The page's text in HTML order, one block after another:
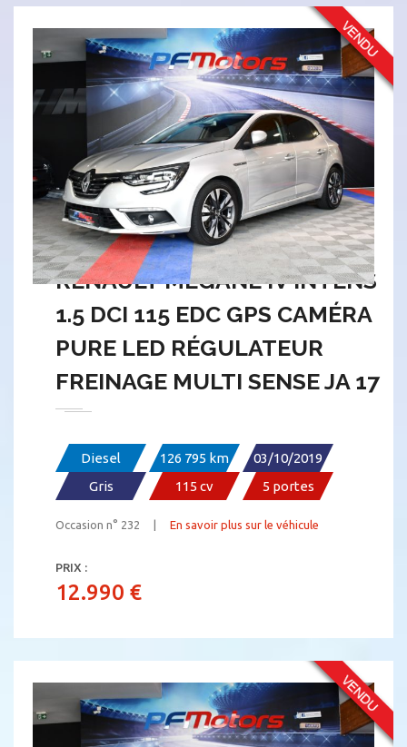
RENAULT MEGANE IV INTENS
1.5 DCI 115 EDC GPS CAMÉRA
PURE LED RÉGULATEUR
FREINAGE MULTI SENSE JA 17
Diesel 126 795 km
03/10/2019
Gris
115 cv 5 portes
Occasion n° 232 | En savoir plus sur le véhicule
PRIX :
12.990 €